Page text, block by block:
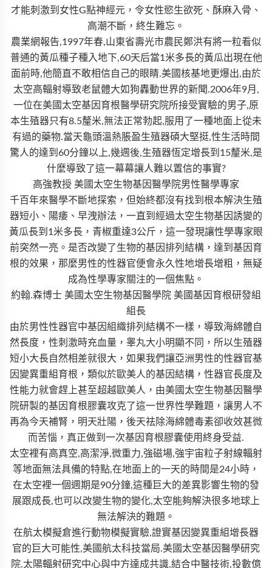
才能刺激到女性G點神經元，令女性慾生欲死、酥麻入骨、
高潮不斷，終生難忘。
農業網報告,1997年春,山東省壽光市農民鄭洪有將一粒看似
普通的黃瓜種子種入地下,60天后當1米多長的黃瓜出現在他
面前時,他簡直不敢相信自己的眼睛.美國核基地更爆出,由於
太空高輻射導致老鼠體大如狗轟動世界的新聞.2006年9月,
一位在美國太空基因育根醫學研究院所接受實驗的男子,原
本生殖器只有8.5釐米,無法正常勃起,服用了一種地面上從未
有過的藥物.當天龜頭溫熱脹盈生殖器碩大堅挺,性生活時間
驚人的達到60分鐘以上,幾週後,生殖器恆定增長到15釐米,是
什麼導致了這一幕幕讓人難以置信的事實?
高強教授 美國太空生物基因醫學院男性醫學專家
千百年來醫學不斷地探索，但始終都沒有找到根本解決生殖
器短小、陽痿、早洩辦法，一直到經過太空生物基因誘變的
黃瓜長到1米多長，青椒重達3公斤，這一發現讓性學專家眼
前突然一亮。是否改變了生物的基因排列結構，達到基因育
根的效果，那麼男性的性器官便會永久性地增長增粗，無疑
成為性學專家關注的一個焦點。
約翰.森博士 美國太空生物基因醫學院 美國基因育根研發組
組長
由於男性性器官中基因組織排列結構不一樣，導致海綿體自
然長度，性刺激時充血量，睾丸大小明顯不同，所以生殖器
短小大長自然相差就很大，如果我們讓亞洲男性的性器官基
因變異重組育根，類似於歐美人的基因結構，性器官長度及
性能力就會趕上甚至超越歐美人，由美國太空生物基因醫學
院研製的基因育根膠囊攻克了這一世界性學難題，讓男人不
再為今天補腎，明天壯陽，後天祛除海綿體毒素卻收效甚微
而苦惱，真正做到一次基因育根膠囊使用終身受益.
太空裡有高真空,高潔淨,微重力,強磁場,強宇宙粒子射線輻射
等地面無法具備的特點,在地面上的一天的時間是24小時，
在太空裡一個週期是90分鐘,這種巨大的差異影響生物的發
展跟成長,也可以改變生物的變化,太空能夠解決很多地球上
無法解決的難題。
在航太模擬倉進行動物模擬實驗,證實基因變異重組增長器
官的巨大可能性,美國航太科技當局.美國太空基因醫學研究
院.太陽輻射研究中心與中方達成共識,結合中醫技術,投數億